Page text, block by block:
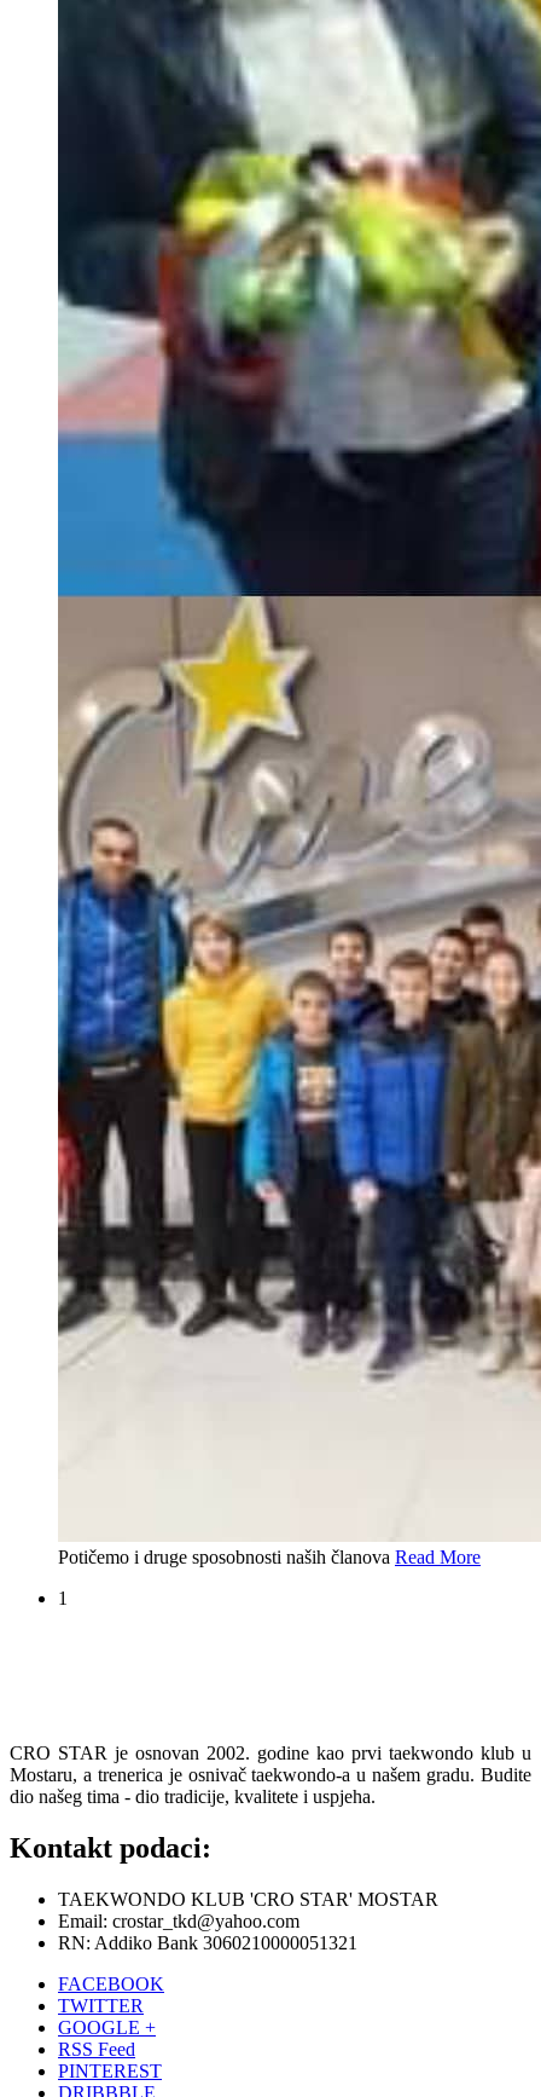
Potičemo i druge sposobnosti naših članova Read More
1
CRO STAR je osnovan 2002. godine kao prvi taekwondo klub u
Mostaru, a trenerica je osnivač taekwondo-a u našem gradu. Budite
dio našeg tima - dio tradicije, kvalitete i uspjeha.
Kontakt podaci:
TAEKWONDO KLUB 'CRO STAR' MOSTAR
Email: crostar_tkd@yahoo.com
RN: Addiko Bank 3060210000051321
FACEBOOK
TWITTER
GOOGLE +
RSS Feed
PINTEREST
DRIBBBLE